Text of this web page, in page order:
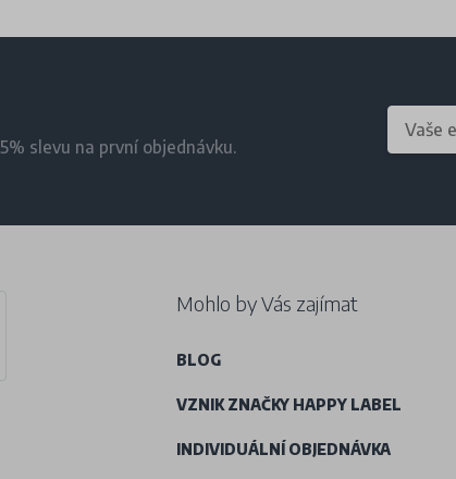
slevu na první objednávku.
Mohlo by Vás zajímat
BLOG
VZNIK ZNAČKY HAPPY LABEL
INDIVIDUÁLNÍ OBJEDNÁVKA